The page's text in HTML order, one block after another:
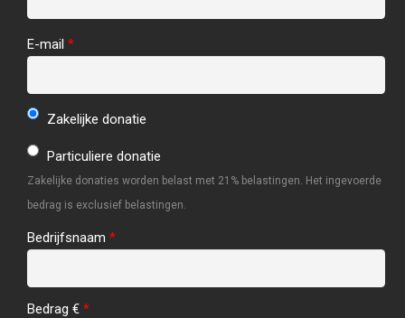
E-mail *
Zakelijke donatie
Particuliere donatie
Zakelijke donaties worden belast met 21% belastingen. Het ingevoerde
bedrag is exclusief belastingen.
Bedrijfsnaam *
Bedrag € *